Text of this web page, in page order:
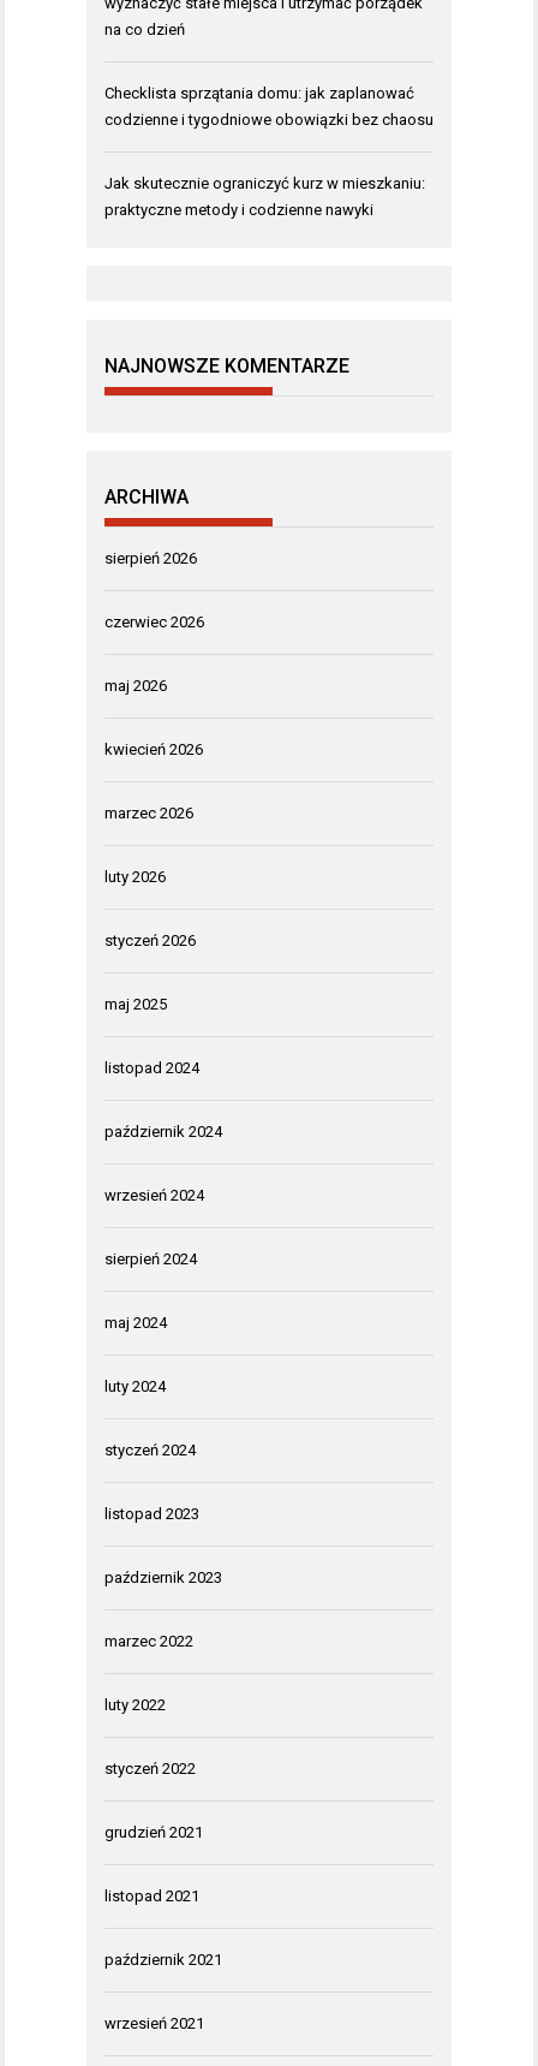
na co dzień
Checklista sprzątania domu: jak zaplanować
codzienne i tygodniowe obowiązki bez chaosu
Jak skutecznie ograniczyć kurz w mieszkaniu:
praktyczne metody i codzienne nawyki
NAJNOWSZE KOMENTARZE
ARCHIWA
sierpień 2026
czerwiec 2026
maj 2026
kwiecień 2026
marzec 2026
luty 2026
styczeń 2026
maj 2025
listopad 2024
październik 2024
wrzesień 2024
sierpień 2024
maj 2024
luty 2024
styczeń 2024
listopad 2023
październik 2023
marzec 2022
luty 2022
styczeń 2022
grudzień 2021
listopad 2021
październik 2021
wrzesień 2021